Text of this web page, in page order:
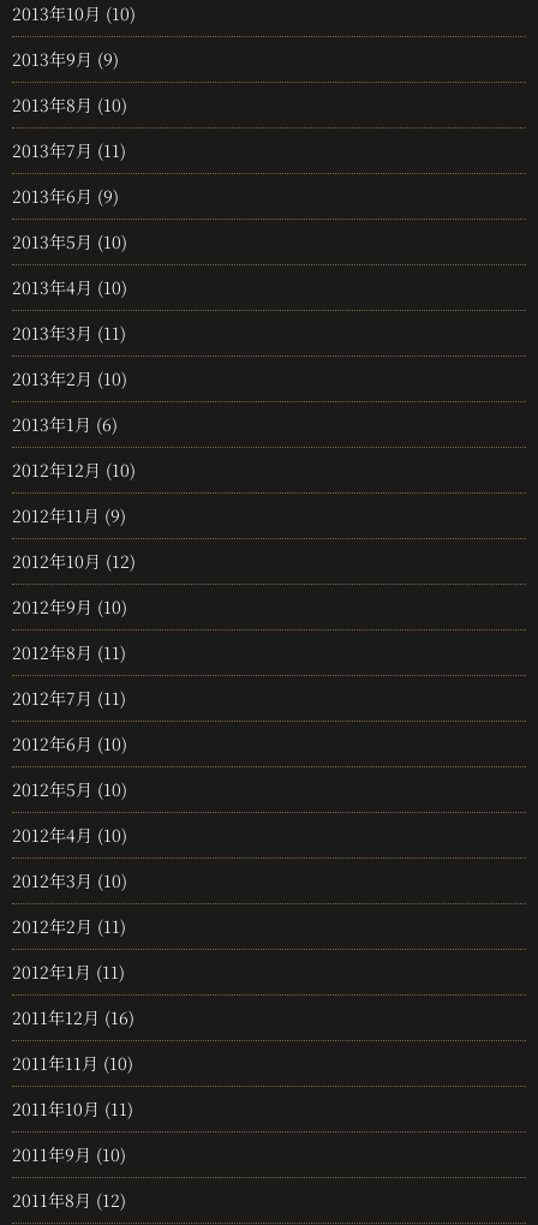
2013年10月 (10)
2013年9月 (9)
2013年8月 (10)
2013年7月 (11)
2013年6月 (9)
2013年5月 (10)
2013年4月 (10)
2013年3月 (11)
2013年2月 (10)
2013年1月 (6)
2012年12月 (10)
2012年11月 (9)
2012年10月 (12)
2012年9月 (10)
2012年8月 (11)
2012年7月 (11)
2012年6月 (10)
2012年5月 (10)
2012年4月 (10)
2012年3月 (10)
2012年2月 (11)
2012年1月 (11)
2011年12月 (16)
2011年11月 (10)
2011年10月 (11)
2011年9月 (10)
2011年8月 (12)